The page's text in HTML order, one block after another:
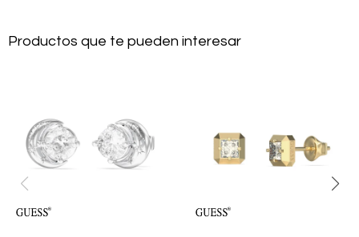
Productos que te pueden interesar